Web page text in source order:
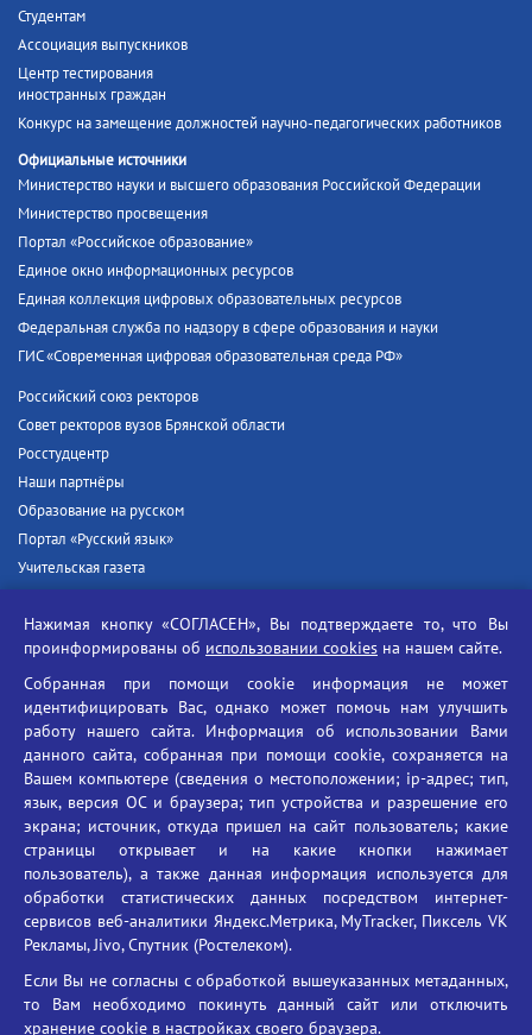
Студентам
Ассоциация выпускников
Центр тестирования
иностранных граждан
Конкурс на замещение должностей научно-педагогических работников
Официальные источники
Министерство науки и высшего образования Российской Федерации
Министерство просвещения
Портал «Российское образование»
Единое окно информационных ресурсов
Единая коллекция цифровых образовательных ресурсов
Федеральная служба по надзору в сфере образования и науки
ГИС «Современная цифровая образовательная среда РФ»
Российский союз ректоров
Совет ректоров вузов Брянской области
Росстудцентр
Наши партнёры
Образование на русском
Портал «Русский язык»
Учительская газета
Единый портал государственных услуг
Противодействие угрозам информационной безопасности
Социальные ролики - Генеральная прокуратура РФ
Противодействие коррупции
БГУ против наркотиков
Брянский государственный университет
имени академика И.Г. Петровского
Время работы: пн-пт 09:00-18:00
Телефон: +7(4832)58-90-85
Нажимая кнопку «СОГЛАСЕН», Вы подтверждаете то, что Вы
проинформированы об использовании cookies на нашем сайте.
Собранная при помощи cookie информация не может
идентифицировать Вас, однако может помочь нам улучшить
работу нашего сайта. Информация об использовании Вами
данного сайта, собранная при помощи cookie, сохраняется на
Вашем компьютере (сведения о местоположении; ip-адрес; тип,
язык, версия ОС и браузера; тип устройства и разрешение его
экрана; источник, откуда пришел на сайт пользователь; какие
страницы открывает и на какие кнопки нажимает
пользователь), а также данная информация используется для
обработки статистических данных посредством интернет-
сервисов веб-аналитики Яндекс.Метрика, MyTracker, Пиксель VK
Рекламы, Jivo, Спутник (Ростелеком).
Если Вы не согласны с обработкой вышеуказанных метаданных,
то Вам необходимо покинуть данный сайт или отключить
хранение cookie в настройках своего браузера.